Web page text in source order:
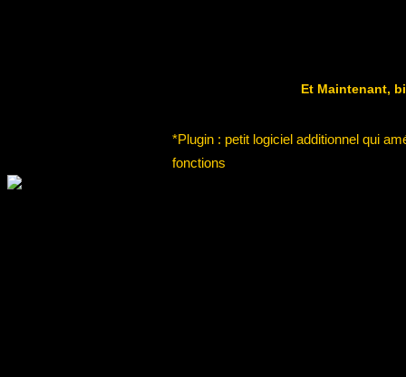
Et Maintenant,
*Plugin : petit logiciel additionnel qui
fonctions